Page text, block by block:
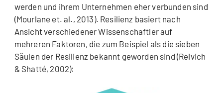
werden und ihrem Unternehmen eher verbunden sind
(Mourlane et. al., 2013). Resilienz basiert nach
Ansicht verschiedener Wissenschaftler auf
mehreren Faktoren, die zum Beispiel als die sieben
Säulen der Resilienz bekannt geworden sind (Reivich
& Shatté, 2002):